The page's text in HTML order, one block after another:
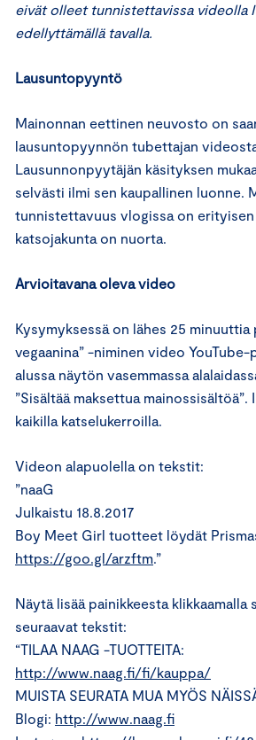
eivät olleet tunnistettavissa videolla
edellyttämällä tavalla.
Lausuntopyyntö
Mainonnan eettinen neuvosto on
lausuntopyynnön tubettajan
Lausunnonpyytäjän käsityksen
selvästi ilmi sen kaupallinen luonne.
tunnistettavuus vlogissa on erityisen
katsojakunta on nuorta.
Arvioitavana oleva video
Kysymyksessä on lähes 25 minuuttia
vegaanina” -niminen video
alussa näytön vasemmassa
”Sisältää maksettua mainossisältöä”.
kaikilla katselukerroilla.
Videon alapuolella on tekstit:
”naaG
Julkaistu 18.8.2017
Boy Meet Girl tuotteet löydät
https://goo.gl/arzftm.”
Näytä lisää painikkeesta klikkaamalla
seuraavat tekstit:
“TILAA NAAG -TUOTTEITA:
http://www.naag.fi/fi/kauppa/
MUISTA SEURATA MUA MYÖS
Blogi: http://www.naag.fi